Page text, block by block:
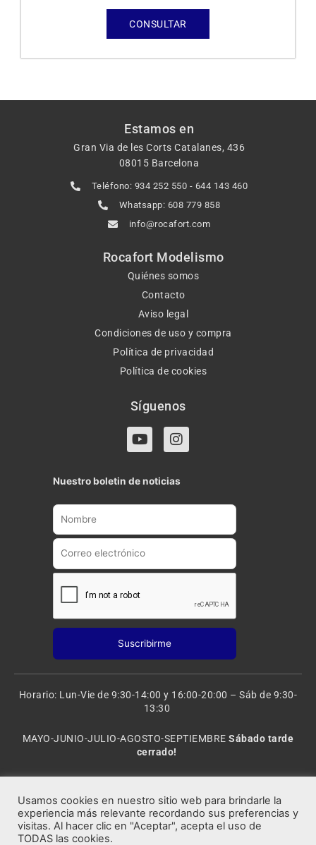
CONSULTAR
Estamos en
Gran Via de les Corts Catalanes, 436
08015 Barcelona
Teléfono: 934 252 550 - 644 143 460
Whatsapp: 608 779 858
info@rocafort.com
Rocafort Modelismo
Quiénes somos
Contacto
Aviso legal
Condiciones de uso y compra
Política de privacidad
Política de cookies
Síguenos
Y
o
t
u
b
I
n
t
a
g
a
Nuestro boletin de noticias
Horario: Lun-Vie de 9:30-14:00 y 16:00-20:00 – Sáb de 9:30-
13:30
MAYO-JUNIO-JULIO-AGOSTO-SEPTIEMBRESábado tarde
cerrado!
Rocafort Modelismo | Copyright 2021 © Todos los derechos
Usamos cookies en nuestro sitio web para brindarle la
experiencia más relevante recordando sus preferencias y
visitas. Al hacer clic en "Aceptar", acepta el uso de
TODAS las cookies.